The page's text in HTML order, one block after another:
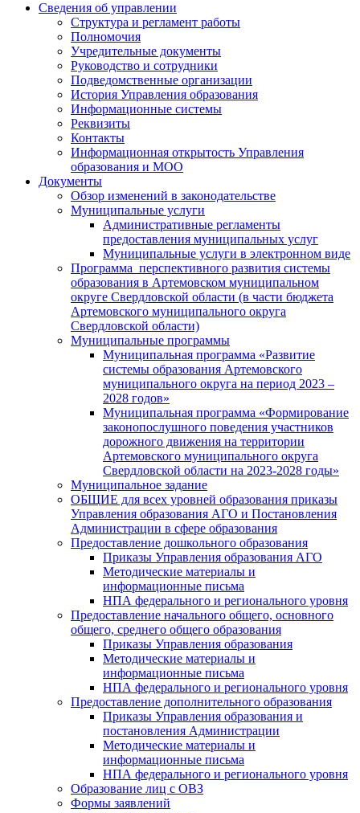
Сведения об управлении
Структура и регламент работы
Полномочия
Учредительные документы
Руководство и сотрудники
Подведомственные организации
История Управления образования
Информационные системы
Реквизиты
Контакты
Информационная открытость Управления
образования и МОО
Документы
Обзор изменений в законодательстве
Муниципальные услуги
Административные регламенты
предоставления муниципальных услуг
Муниципальные услуги в электронном виде
Программа перспективного развития системы
образования в Артемовском муниципальном
округе Свердловской области (в части бюджета
Артемовского муниципального округа
Свердловской области)
Муниципальные программы
Муниципальная программа «Развитие
системы образования Артемовского
муниципального округа на период 2023 –
2028 годов»
Муниципальная программа «Формирование
законопослушного поведения участников
дорожного движения на территории
Артемовского муниципального округа
Свердловской области на 2023-2028 годы»
Муниципальное задание
ОБЩИЕ для всех уровней образования приказы
Управления образования АГО и Постановления
Администрации в сфере образования
Предоставление дошкольного образования
Приказы Управления образования АГО
Методические материалы и
информационные письма
НПА федерального и регионального уровня
Предоставление начального общего, основного
общего, среднего общего образования
Приказы Управления образования
Методические материалы и
информационные письма
НПА федерального и регионального уровня
Предоставление дополнительного образования
Приказы Управления образования и
постановления Администрации
Методические материалы и
информационные письма
НПА федерального и регионального уровня
Образование лиц с ОВЗ
Формы заявлений